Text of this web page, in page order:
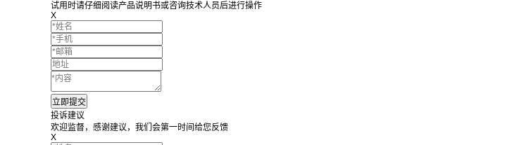
试用时请仔细阅读产品说明书或咨询技术人员后进行操作
X
投诉建议
欢迎监督，感谢建议，我们会第一时间给您反馈
X